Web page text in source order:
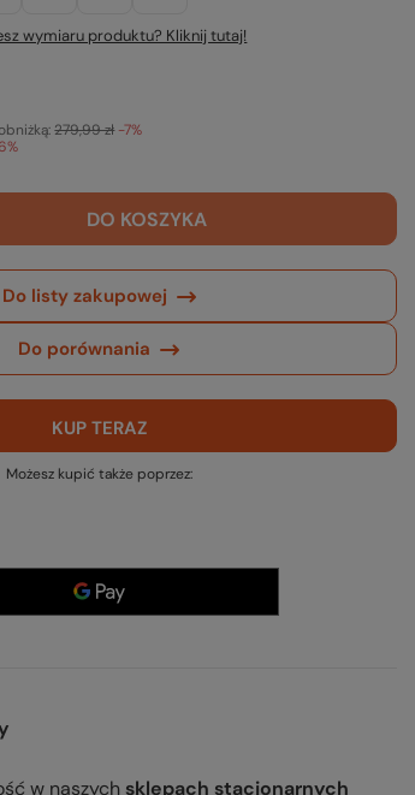
wymiaru produktu? Kliknij tutaj!
279,99 zł -7%
DO KOSZYKA
Do listy zakupowej
Do porównania
KUP TERAZ
Możesz kupić także poprzez:
w naszych sklepach stacjonarnych